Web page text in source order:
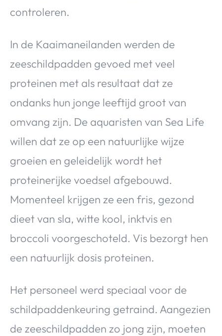
controleren.
In de Kaaimaneilanden werden de
zeeschildpadden gevoed met veel
proteinen met als resultaat dat ze
ondanks hun jonge leeftijd groot van
omvang zijn. De aquaristen van Sea Life
willen dat ze op een natuurlijke wijze
groeien en geleidelijk wordt het
proteinerijke voedsel afgebouwd.
Momenteel krijgen ze een fris, gezond
dieet van sla, witte kool, inktvis en
broccoli voorgeschoteld. Vis bezorgt hen
een natuurlijk dosis proteinen.
Het personeel werd speciaal voor de
schildpaddenkeuring getraind. Aangezien
de zeeschildpadden zo jong zijn, moeten